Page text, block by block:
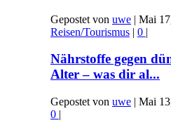
Gepostet von uwe| Mai
Reisen/Tourismus| 0 |
Nährstoffe gegen
Alter – was dir al...
Gepostet von uwe| Mai
0 |